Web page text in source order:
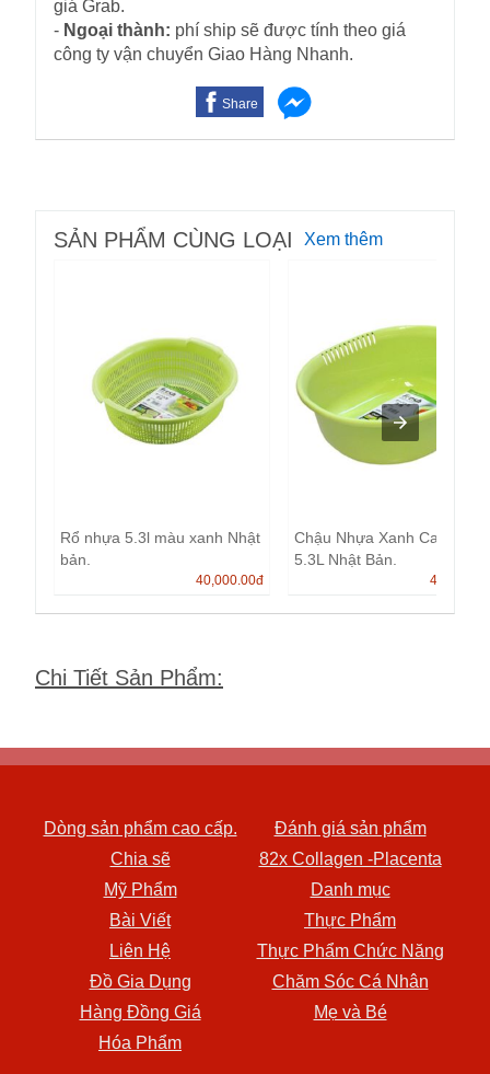
giá Grab.
- Ngoại thành: phí ship sẽ được tính theo giá
công ty vận chuyển Giao Hàng Nhanh.
Share
SẢN PHẨM CÙNG LOẠI Xem thêm
Rổ nhựa 5.3l màu xanh Nhật
bản.
40,000.00đ
Chậu Nhựa Xanh Cao Cấp
5.3L Nhật Bản.
40,000.00
Chi Tiết Sản Phẩm:
Dòng sản phẩm cao cấp.
Đánh giá sản phẩm
Chia sẽ
82x Collagen -Placenta
Mỹ Phẩm
Danh mục
Bài Viết
Thực Phẩm
Liên Hệ
Thực Phẩm Chức Năng
Đồ Gia Dụng
Chăm Sóc Cá Nhân
Hàng Đồng Giá
Mẹ và Bé
Hóa Phẩm